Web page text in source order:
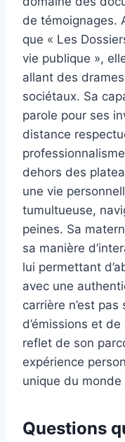
de témoignages.
que « Les
vie publique »,
allant des
sociétaux. Sa
parole pour ses
distance
dehors des
une vie
tumultueuse,
peines. Sa
sa manière
lui permettant
avec une
carrière n’est
d’émissions et
reflet de son
expérience
unique du
Questions